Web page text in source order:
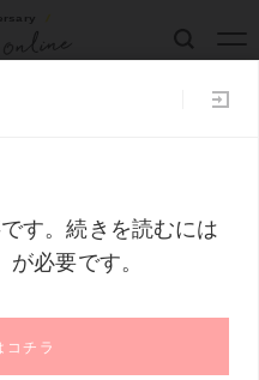
フー